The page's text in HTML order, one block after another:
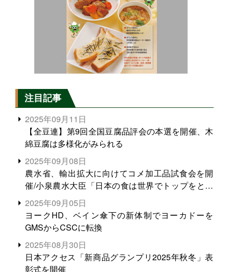
注目記事
2025年09月11日
【全豆連】第9回全国豆腐品評会の本選を開催、木
綿豆腐は多様化がみられる
2025年09月08日
農水省、輸出拡大に向けてコメ加工品試食会を開
催/小泉農水大臣「日本の食は世界でトップをとれ
る。米増産に向けて、米輸出需要の拡大を」
2025年09月05日
ヨークHD、ベイン傘下の新体制でヨーカドーを
GMSからCSCに転換
2025年08月30日
日本アクセス「新商品グランプリ2025年秋冬」表
彰式を開催